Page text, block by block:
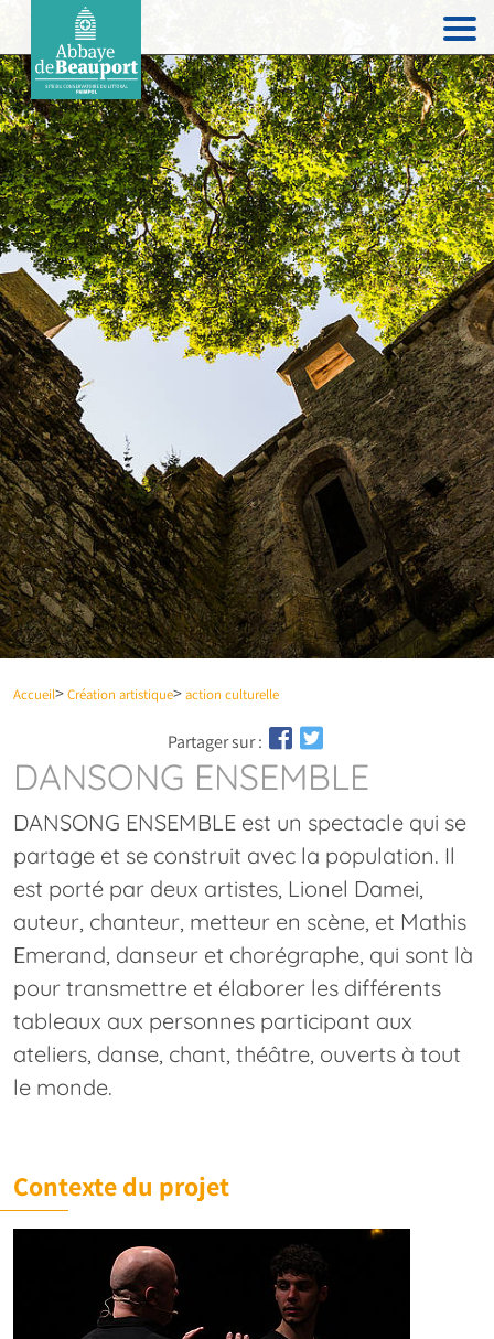
Accueil Création artistique action culturelle
Partager sur :
DANSONG ENSEMBLE
DANSONG ENSEMBLE est un spectacle qui se
partage et se construit avec la population. Il
est porté par deux artistes, Lionel Damei,
auteur, chanteur, metteur en scène, et Mathis
Emerand, danseur et chorégraphe, qui sont là
pour transmettre et élaborer les différents
tableaux aux personnes participant aux
ateliers, danse, chant, théâtre, ouverts à tout
le monde.
Contexte du projet